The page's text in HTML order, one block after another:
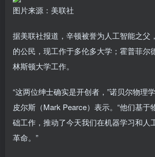
图片来源：美联社
据美联社报道，辛顿被誉为人工智能之父
的公民，现工作于多伦多大学；霍普菲尔
林斯顿大学工作。
“这两位绅士确实是开创者，”诺贝尔物理
皮尔斯（Mark Pearce）表示。“他们基于
础工作，推动了今天我们在机器学习和人
革命。”